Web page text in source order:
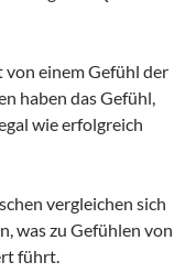
einem Gefühl der
haben das Gefühl,
wie erfolgreich
vergleichen sich
was zu Gefühlen von
führt.